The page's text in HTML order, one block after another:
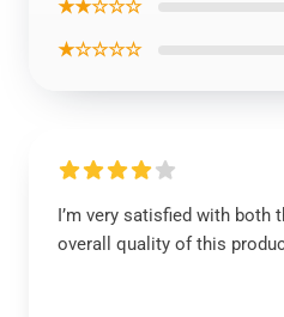
★★☆☆☆
★☆☆☆☆
I’m very satisfied with both
overall quality of this